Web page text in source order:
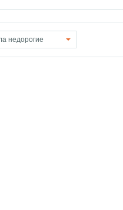
недорогие